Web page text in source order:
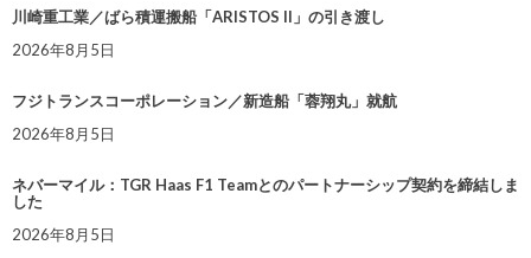
川崎重工業／ばら積運搬船「ARISTOS II」の引き渡し
2026年8月5日
フジトランスコーポレーション／新造船「蓉翔丸」就航
2026年8月5日
ネバーマイル：TGR Haas F1 Teamとのパートナーシップ契約を締結しま
した
2026年8月5日